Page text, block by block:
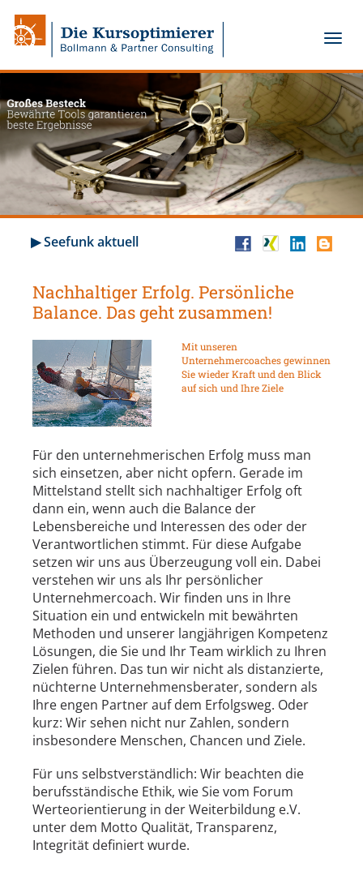
▶ Seefunk aktuell
Nachhaltiger Erfolg. Persönliche
Balance. Das geht zusammen!
Mit unseren
Unternehmercoaches gewinnen
Sie wieder Kraft und den Blick
auf sich und Ihre Ziele
Für den unternehmerischen Erfolg muss man
sich einsetzen, aber nicht opfern. Gerade im
Mittelstand stellt sich nachhaltiger Erfolg oft
dann ein, wenn auch die Balance der
Lebensbereiche und Interessen des oder der
Verantwortlichen stimmt. Für diese Aufgabe
setzen wir uns aus Überzeugung voll ein. Dabei
verstehen wir uns als Ihr persönlicher
Unternehmercoach. Wir finden uns in Ihre
Situation ein und entwickeln mit bewährten
Methoden und unserer langjährigen Kompetenz
Lösungen, die Sie und Ihr Team wirklich zu Ihren
Zielen führen. Das tun wir nicht als distanzierte,
nüchterne Unternehmensberater, sondern als
Ihre engen Partner auf dem Erfolgsweg. Oder
kurz: Wir sehen nicht nur Zahlen, sondern
insbesondere Menschen, Chancen und Ziele.
Für uns selbstverständlich: Wir beachten die
berufsständische Ethik, wie Sie vom Forum
Werteorientierung in der Weiterbildung e.V.
unter dem Motto Qualität, Transparenz,
Integrität definiert wurde.